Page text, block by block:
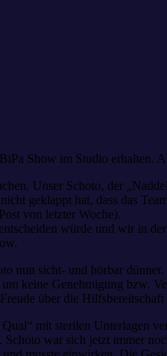
Show im Studio erhalten.
Unser Schoto, der
geklappt hat, dass das
von letzter Woche).
würde und wir in
sicht- und hörbar
keine Genehmigung bzw.
über die
mit sterilen Unterlagen
war sich jetzt immer